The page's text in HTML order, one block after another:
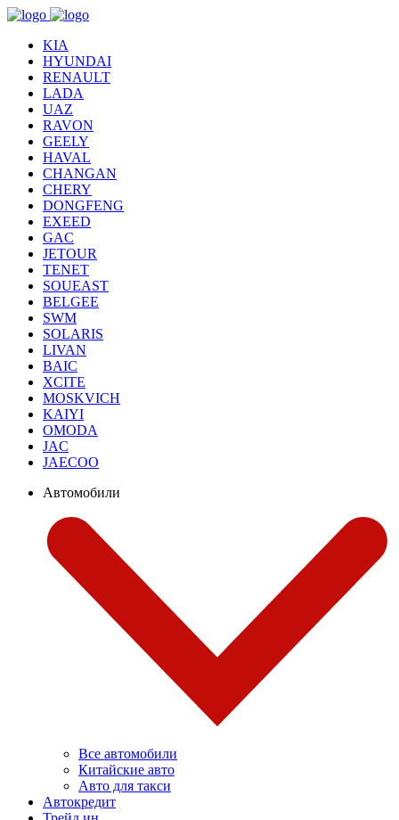
KIA
HYUNDAI
RENAULT
LADA
UAZ
RAVON
GEELY
HAVAL
CHANGAN
CHERY
DONGFENG
EXEED
GAC
JETOUR
TENET
SOUEAST
BELGEE
SWM
SOLARIS
LIVAN
BAIC
XCITE
MOSKVICH
KAIYI
OMODA
JAC
JAECOO
Автомобили
Все автомобили
Китайские авто
Авто для такси
Автокредит